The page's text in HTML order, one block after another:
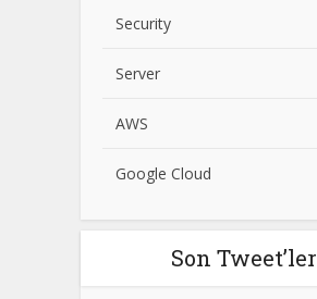
Security
Server
AWS
Google Cloud
Son Tweet’ler